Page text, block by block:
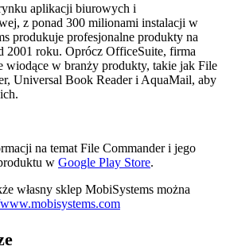
aplikacji biurowych i
z ponad 300 milionami instalacji w
produkuje profesjonalne produkty na
2001 roku. Oprócz OfficeSuite, firma
wiodące w branży produkty, takie jak File
Universal Book Reader i AquaMail, aby
na temat File Commander i jego
w Google Play Store.
własny sklep MobiSystems można